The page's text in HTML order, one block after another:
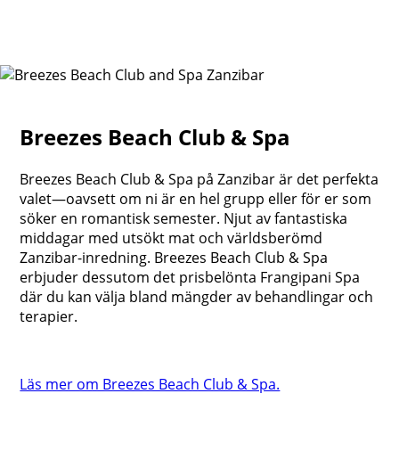
Breezes Beach Club & Spa
Breezes Beach Club & Spa på Zanzibar är det perfekta
valet—oavsett om ni är en hel grupp eller för er som
söker en romantisk semester. Njut av fantastiska
middagar med utsökt mat och världsberömd
Zanzibar-inredning. Breezes Beach Club & Spa
erbjuder dessutom det prisbelönta Frangipani Spa
där du kan välja bland mängder av behandlingar och
terapier.
Läs mer om Breezes Beach Club & Spa.